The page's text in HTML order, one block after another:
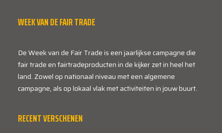
WEEK VAN DE FAIR TRADE
De Week van de Fair Trade is een jaarlijkse campagne die
fair trade en fairtradeproducten in de kijker zet in heel het
land. Zowel op nationaal niveau met een algemene
campagne, als op lokaal vlak met activiteiten in jouw buurt.
RECENT VERSCHENEN